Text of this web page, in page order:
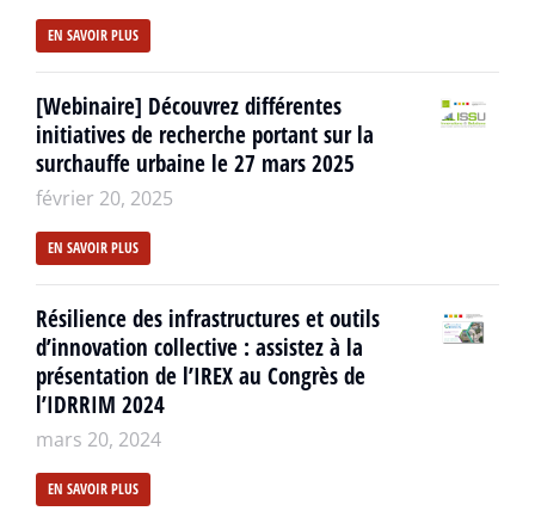
EN SAVOIR PLUS
[Webinaire] Découvrez différentes
initiatives de recherche portant sur la
surchauffe urbaine le 27 mars 2025
février 20, 2025
EN SAVOIR PLUS
Résilience des infrastructures et outils
d’innovation collective : assistez à la
présentation de l’IREX au Congrès de
l’IDRRIM 2024
mars 20, 2024
EN SAVOIR PLUS